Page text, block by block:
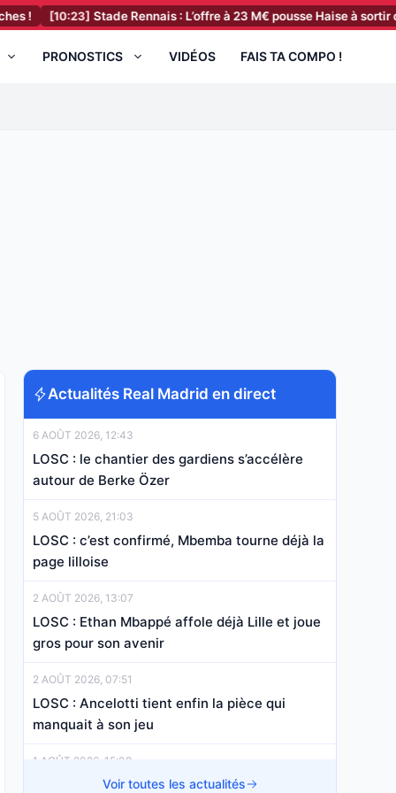
Stade Rennais : L’offre à 23 M€ pousse Haise à sortir du silence !
PRONOSTICS VIDÉOS FAIS TA COMPO !
Actualités Real Madrid en direct
6 AOÛT 2026, 12:43
LOSC : le chantier des gardiens s’accélère
autour de Berke Özer
5 AOÛT 2026, 21:03
LOSC : c’est confirmé, Mbemba tourne déjà la
page lilloise
2 AOÛT 2026, 13:07
LOSC : Ethan Mbappé affole déjà Lille et joue
gros pour son avenir
2 AOÛT 2026, 07:51
LOSC : Ancelotti tient enfin la pièce qui
manquait à son jeu
1 AOÛT 2026, 15:08
LOSC : le couperet est tombé pour un jeune
Voir toutes les actualités